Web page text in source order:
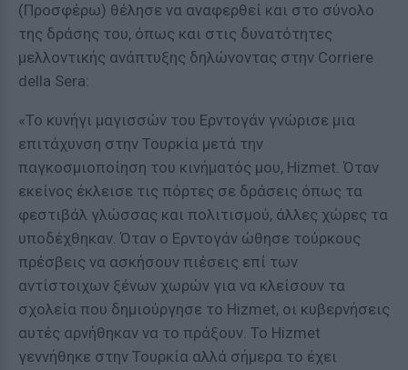
(Προσφέρω) θέλησε να αναφερθεί και στο σύνολο
της δράσης του, όπως και στις δυνατότητες
μελλοντικής ανάπτυξης δηλώνοντας στην Corriere
della Sera:
«Το κυνήγι μαγισσών του Ερντογάν γνώρισε μια
επιτάχυνση στην Τουρκία μετά την
παγκοσμιοποίηση του κινήματός μου, Hizmet. Όταν
εκείνος έκλεισε τις πόρτες σε δράσεις όπως τα
φεστιβάλ γλώσσας και πολιτισμού, άλλες χώρες τα
υποδέχθηκαν. Όταν ο Ερντογάν ώθησε τούρκους
πρέσβεις να ασκήσουν πιέσεις επί των
αντίστοιχων ξένων χωρών για να κλείσουν τα
σχολεία που δημιούργησε το Hizmet, οι κυβερνήσεις
αυτές αρνήθηκαν να το πράξουν. Το Hizmet
γεννήθηκε στην Τουρκία αλλά σήμερα το έχει